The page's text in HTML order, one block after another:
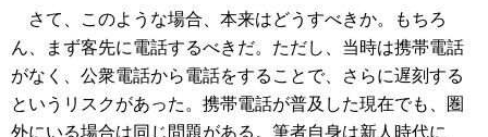
さて、このような場合、本来はどうすべきか。もちろ
ん、まず客先に電話するべきだ。ただし、当時は携帯電話
がなく、公衆電話から電話をすることで、さらに遅刻する
というリスクがあった。携帯電話が普及した現在でも、圏
外にいる場合は同じ問題がある。筆者自身は新人時代に